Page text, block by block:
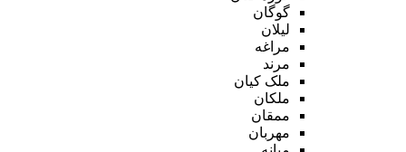
گوگان
لیلان
مراغه
مرند
ملک کیان
ملکان
ممقان
مهربان